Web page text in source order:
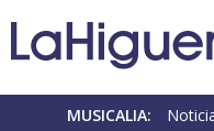
MUSICALIA: